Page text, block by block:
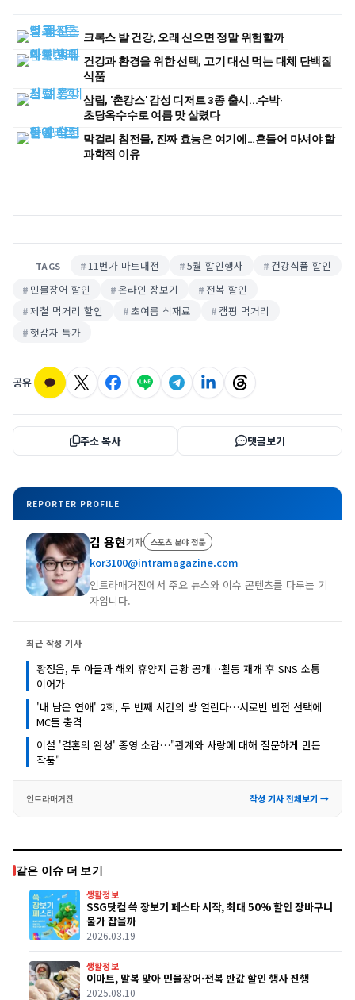
크록스 발 건강, 오래 신으면 정말 위험할까
건강과 환경을 위한 선택, 고기 대신 먹는 대체 단백질
식품
삼립, '촌캉스' 감성 디저트 3종 출시...수박·
초당옥수수로 여름 맛 살렸다
막걸리 침전물, 진짜 효능은 여기에…흔들어 마셔야 할
과학적 이유
TAGS 11번가 마트대전 5월 할인행사
건강식품 할인
민물장어 할인
온라인 장보기
전복 할인
제철 먹거리 할인
초여름 식재료
캠핑 먹거리
햇감자 특가
공유
주소 복사 댓글보기
REPORTER PROFILE
김 용현기자 스포츠 분야 전문
kor3100@intramagazine.com
인트라매거진에서 주요 뉴스와 이슈 콘텐츠를 다루는 기
자입니다.
최근 작성 기사
황정음, 두 아들과 해외 휴양지 근황 공개…활동 재개 후 SNS 소통
이어가
'내 남은 연애' 2회, 두 번째 시간의 방 열린다…서로빈 반전 선택에
MC들 충격
이설 '결혼의 완성' 종영 소감…"관계와 사랑에 대해 질문하게 만든
작품"
인트라매거진 작성 기사 전체보기 →
같은 이슈 더 보기
생활정보
SSG닷컴 쓱 장보기 페스타 시작, 최대 50% 할인 장바구니
물가 잡을까
2026.03.19
생활정보
이마트, 말복 맞아 민물장어·전복 반값 할인 행사 진행
2025.08.10